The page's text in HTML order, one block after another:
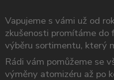
Vapujeme s vámi už od
zkušenosti promítáme do
výběru sortimentu, který
Rádi vám pomůžeme se
výměny atomizéru až po